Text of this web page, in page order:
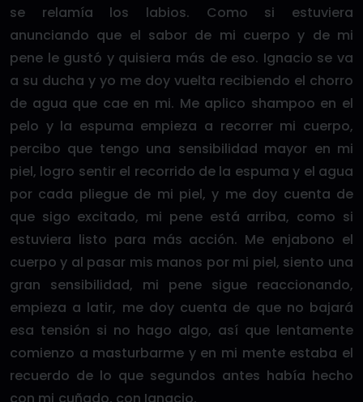
se relamía los labios. Como si estuviera
anunciando que el sabor de mi cuerpo y de mi
pene le gustó y quisiera más de eso. Ignacio se va
a su ducha y yo me doy vuelta recibiendo el chorro
de agua que cae en mi. Me aplico shampoo en el
pelo y la espuma empieza a recorrer mi cuerpo,
percibo que tengo una sensibilidad mayor en mi
piel, logro sentir el recorrido de la espuma y el agua
por cada pliegue de mi piel, y me doy cuenta de
que sigo excitado, mi pene está arriba, como si
estuviera listo para más acción. Me enjabono el
cuerpo y al pasar mis manos por mi piel, siento una
gran sensibilidad, mi pene sigue reaccionando,
empieza a latir, me doy cuenta de que no bajará
esa tensión si no hago algo, así que lentamente
comienzo a masturbarme y en mi mente estaba el
recuerdo de lo que segundos antes había hecho